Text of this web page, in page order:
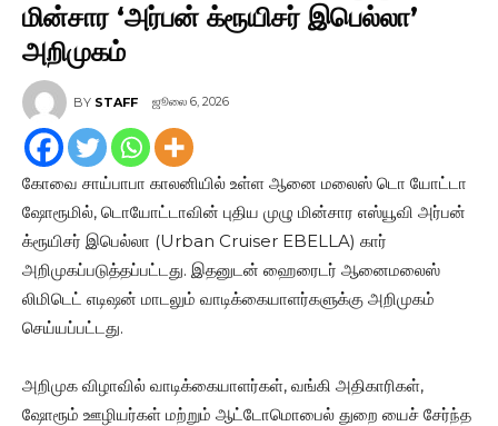
மின்சார ‘அர்பன் க்ரூயிசர் இபெல்லா’
அறிமுகம்
BY STAFF ஜூலை 6, 2026
கோவை சாய்பாபா காலனியில் உள்ள ஆனை மலைஸ் டொ யோட்டா
ஷோரூமில், டொயோட்டாவின் புதிய முழு மின்சார எஸ்யூவி அர்பன்
க்ரூயிசர் இபெல்லா (Urban Cruiser EBELLA) கார்
அறிமுகப்படுத்தப்பட்டது. இதனுடன் ஹைரைடர் ஆனைமலைஸ்
லிமிடெட் எடிஷன் மாடலும் வாடிக்கையாளர்களுக்கு அறிமுகம்
செய்யப்பட்டது.
அறிமுக விழாவில் வாடிக்கையாளர்கள், வங்கி அதிகாரிகள்,
ஷோரூம் ஊழியர்கள் மற்றும் ஆட்டோமொபைல் துறை யைச் சேர்ந்த